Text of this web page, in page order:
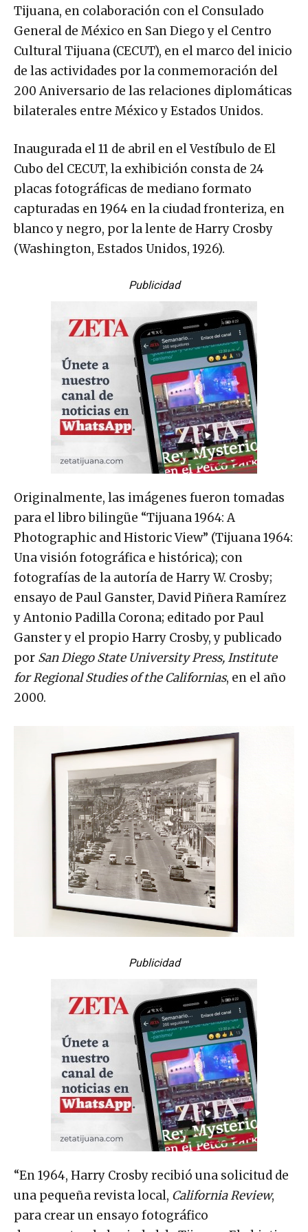
Tijuana, en colaboración con el Consulado
General de México en San Diego y el Centro
Cultural Tijuana (CECUT), en el marco del inicio
de las actividades por la conmemoración del
200 Aniversario de las relaciones diplomáticas
bilaterales entre México y Estados Unidos.
Inaugurada el 11 de abril en el Vestíbulo de El
Cubo del CECUT, la exhibición consta de 24
placas fotográficas de mediano formato
capturadas en 1964 en la ciudad fronteriza, en
blanco y negro, por la lente de Harry Crosby
(Washington, Estados Unidos, 1926).
Publicidad
Originalmente, las imágenes fueron tomadas
para el libro bilingüe “Tijuana 1964: A
Photographic and Historic View” (Tijuana 1964:
Una visión fotográfica e histórica); con
fotografías de la autoría de Harry W. Crosby;
ensayo de Paul Ganster, David Piñera Ramírez
y Antonio Padilla Corona; editado por Paul
Ganster y el propio Harry Crosby, y publicado
por San Diego State University Press, Institute
for Regional Studies of the Californias, en el año
2000.
Publicidad
“En 1964, Harry Crosby recibió una solicitud de
una pequeña revista local, California Review,
para crear un ensayo fotográfico